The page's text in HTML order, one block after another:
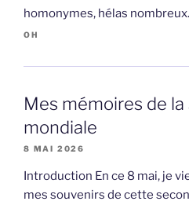
homonymes, hélas
OH
Mes mémoires de
mondiale
8 MAI 2026
Introduction En ce 8 mai, je
mes souvenirs de cette